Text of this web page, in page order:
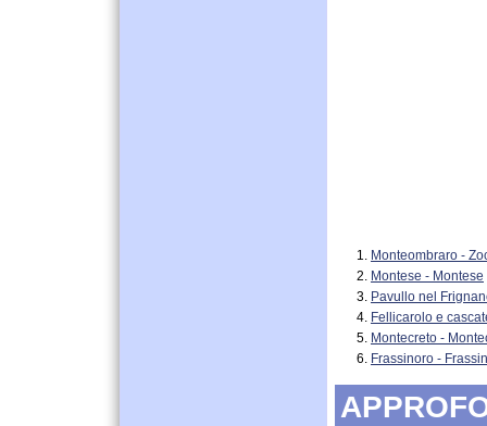
Monteombraro -
Montese - Montese
Pavullo nel
Fellicarolo e
Montecreto -
Frassinoro -